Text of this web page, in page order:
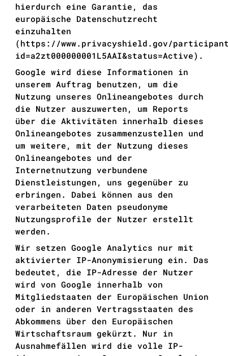
hierdurch eine Garantie, das
europäische Datenschutzrecht
einzuhalten
(https://www.privacyshield.gov/
id=a2zt000000001L5AAI&status=Active).
Google wird diese Informationen in
unserem Auftrag benutzen, um die
Nutzung unseres Onlineangebotes durch
die Nutzer auszuwerten, um Reports
über die Aktivitäten innerhalb dieses
Onlineangebotes zusammenzustellen und
um weitere, mit der Nutzung dieses
Onlineangebotes und der
Internetnutzung verbundene
Dienstleistungen, uns gegenüber zu
erbringen. Dabei können aus den
verarbeiteten Daten pseudonyme
Nutzungsprofile der Nutzer erstellt
werden.
Wir setzen Google Analytics nur mit
aktivierter IP-Anonymisierung ein. Das
bedeutet, die IP-Adresse der Nutzer
wird von Google innerhalb von
Mitgliedstaaten der Europäischen Union
oder in anderen Vertragsstaaten des
Abkommens über den Europäischen
Wirtschaftsraum gekürzt. Nur in
Ausnahmefällen wird die volle IP-